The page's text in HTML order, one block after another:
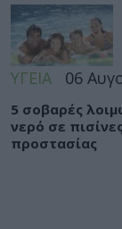
ΥΓΕΙΑ 06
5 σοβαρές
νερό σε
προστασίας